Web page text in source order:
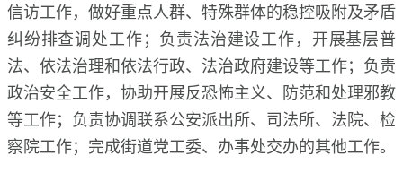
信访工作，做好重点人群、特殊群体的稳控吸附及矛盾
纠纷排查调处工作；负责法治建设工作，开展基层普
法、依法治理和依法行政、法治政府建设等工作；负责
政治安全工作，协助开展反恐怖主义、防范和处理邪教
等工作；负责协调联系公安派出所、司法所、法院、检
察院工作；完成街道党工委、办事处交办的其他工作。